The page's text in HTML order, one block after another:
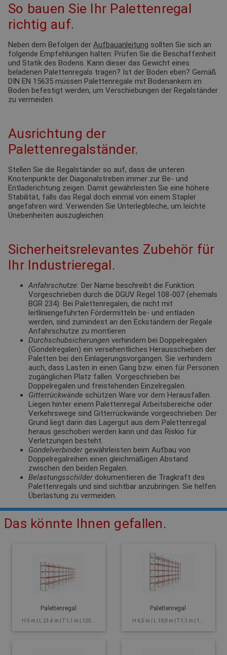
So bauen Sie Ihr Palettenregal
richtig auf.
Neben dem Befolgen der Aufbauanleitung sollten Sie sich an
folgende Empfehlungen halten: Prüfen Sie die Beschaffenheit
und Statik des Bodens. Kann dieser das Gewicht eines
beladenen Palettenregals tragen? Ist der Boden eben? Gemäß
DIN EN 15635 müssen Palettenregale mit Bodenankern im
Boden befestigt werden, um Verschiebungen der Regalständer
zu vermeiden.
Ausrichtung der
Palettenregalständer.
Stellen Sie die Regalständer so auf, dass die unteren
Knotenpunkte der Diagonalstreben immer zur Be- und
Entladerichtung zeigen. Damit gewährleisten Sie eine höhere
Stabilität, falls das Regal doch einmal von einem Stapler
angefahren wird. Verwenden Sie Unterlegbleche, um leichte
Unebenheiten auszugleichen.
Sicherheitsrelevantes Zubehör für
Ihr Industrieregal.
Anfahrschutze: Der Name beschreibt die Funktion.
Vorgeschrieben durch die DGUV Regel 108-007 (ehemals
BGR 234). Bei Palettenregalen, die nicht mit
leitliniengeführten Fördermitteln be- und entladen
werden, sind zumindest an den Eckständern der Regale
Anfahrschutze zu montieren
Durchschubsicherungen verhindern bei Doppelregalen
(Gondelregalen) ein versehentliches Herausschieben der
Paletten bei den Einlagerungsvorgängen. Sie verhindern
auch, dass Lasten in einen Gang bzw. einen für Personen
zugänglichen Platz fallen. Vorgeschrieben bei
Doppelregalen und freistehenden Einzelregalen.
Gitterrückwände schützen Ware vor dem Herausfallen.
Liegen hinter einem Palettenregal Arbeitsbereiche oder
Verkehrswege sind Gitterrückwände vorgeschrieben. Der
Grund liegt darin das Lagergut aus dem Palettenregal
heraus geschoben werden kann und das Riskio für
Verletzungen besteht.
Gondelverbinder gewährleisten beim Aufbau von
Doppelregalreihen einen gleichmäßigen Abstand
zwischen den beiden Regalen.
Belastungsschilder dokumentieren die Tragkraft des
Palettenregals und sind sichtbar anzubringen. Sie helfen
Überlastung zu vermeiden.
Das könnte Ihnen gefallen.
Palettenregal
H 5 m | L 23,4 m | T 1,1 m | 125...
Palettenregal
H 6,5 m | L 16,9 m | T 1,1 m | 1...